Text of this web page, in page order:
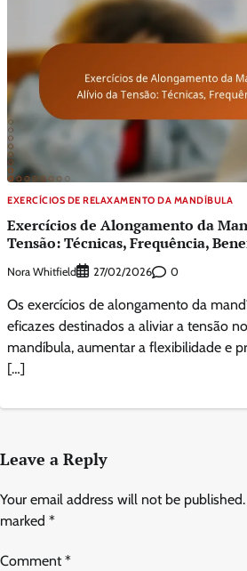
EXERCÍCIOS DE RELAXAMENTO DA MANDÍBULA
Exercícios de Alongamento da
Tensão: Técnicas, Frequência,
Nora Whitfield 27/02/2026 0
Os exercícios de alongamento da
eficazes destinados a aliviar a tensão
mandíbula, aumentar a flexibilidade e
[…]
Leave a Reply
Your email address will not be published.
marked *
Comment*